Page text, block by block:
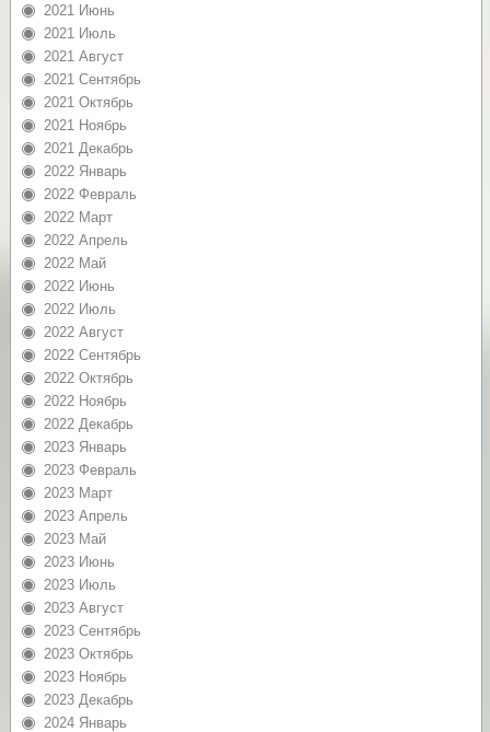
2021 Июнь
2021 Июль
2021 Август
2021 Сентябрь
2021 Октябрь
2021 Ноябрь
2021 Декабрь
2022 Январь
2022 Февраль
2022 Март
2022 Апрель
2022 Май
2022 Июнь
2022 Июль
2022 Август
2022 Сентябрь
2022 Октябрь
2022 Ноябрь
2022 Декабрь
2023 Январь
2023 Февраль
2023 Март
2023 Апрель
2023 Май
2023 Июнь
2023 Июль
2023 Август
2023 Сентябрь
2023 Октябрь
2023 Ноябрь
2023 Декабрь
2024 Январь